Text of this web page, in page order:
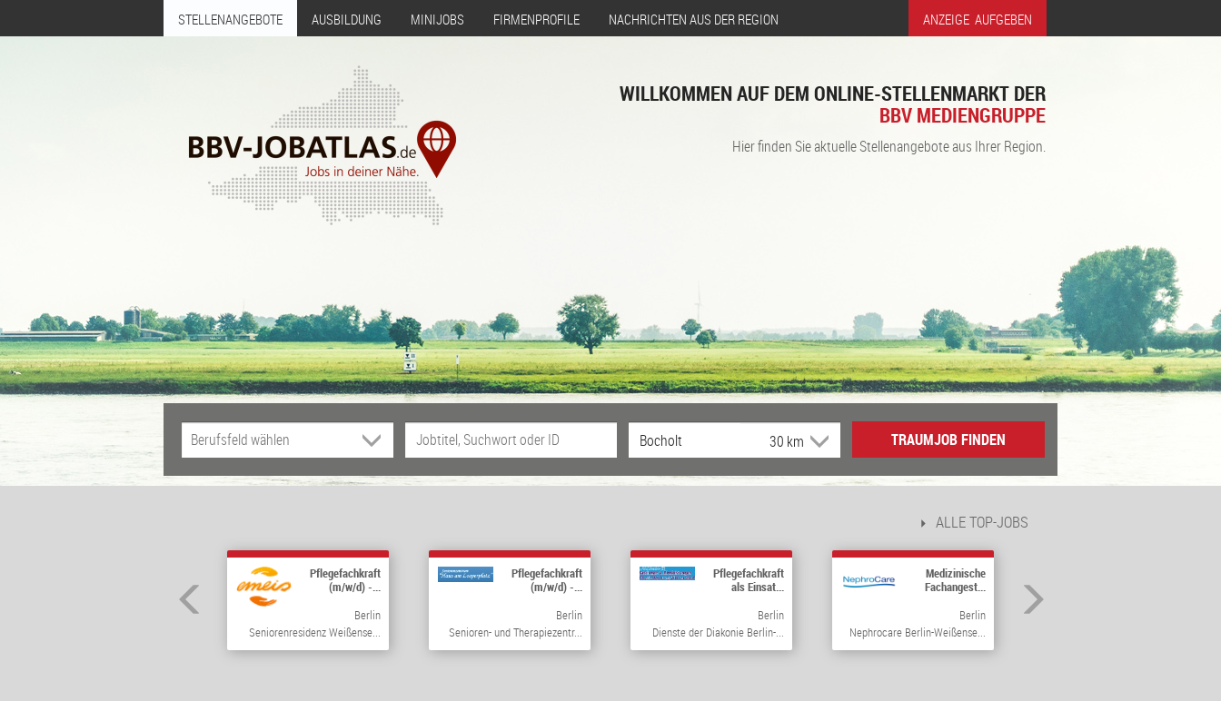
STELLENANGEBOTE AUSBILDUNG MINIJOBS FIRMENPROFILE NACHRICHTEN AUS DER REGION ANZEIGE AUFGEBEN
WILLKOMMEN AUF DEM ONLINE-STELLENMARKT DER
BBV MEDIENGRUPPE
Hier finden Sie aktuelle Stellenangebote aus Ihrer Region.
TRAUMJOB FINDEN
ALLE TOP-JOBS
Pflegefachkraft
(m/w/d) -...
Berlin
Seniorenresidenz Weißense...
Pflegefachkraft
(m/w/d) -...
Berlin
Senioren- und Therapiezentr...
Pflegefachkraft
als Einsat...
Berlin
Dienste der Diakonie Berlin-...
Medizinische
Fachangest...
Berlin
Nephrocare Berlin-Weißense...